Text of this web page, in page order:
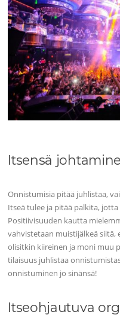
Itsensä
Onnistumisia pitää juhlistaa,
Itseä tulee ja pitää palkita,
Positiivisuuden kautta
vahvistetaan muistijälkeä siitä,
olisitkin kiireinen ja moni muu
tilaisuus juhlistaa
onnistuminen jo sinänsä!
Itseohjautuva